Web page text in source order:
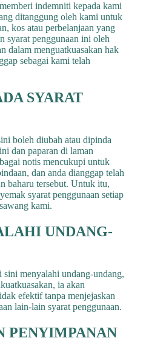
indemniti kepada kami
ditanggung oleh kami untuk
kos atau perbelanjaan yang
syarat penggunaan ini oleh
dalam menguatkuasakan hak
sebagai kami telah
SYARAT
boleh diubah atau dipinda
dan paparan di laman
notis mencukupi untuk
dan anda dianggap telah
baharu tersebut. Untuk itu,
syarat penggunaan setiap
kami.
UNDANG-
sini menyalahi undang-undang,
ia akan
efektif tanpa menjejaskan
lain-lain syarat penggunaan.
PENYIMPANAN